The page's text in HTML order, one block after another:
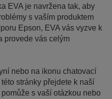
EVA je navržena tak, aby
s vaším produktem
Epson, EVA vás vyzve k
provede vás celým
nebo na ikonu chatovací
stránky přejdete k naší
s vaší otázkou nebo